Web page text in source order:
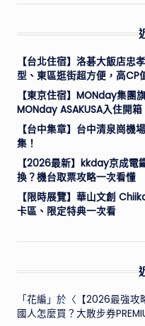
【台北住宿】洛碁大飯店忠
型、東區逛街超方便，高CP
【東京住宿】MONday集團
MONday ASAKUSA入住開箱
【台中集章】台中清泉崗機
集！
【2026最新】kkday京成
換？機台取票攻略一次看懂
【限時展覽】華山文創
卡區、限定特典一次看
「 花編 」於〈 【2026最強
國人怎麼買？大散步券